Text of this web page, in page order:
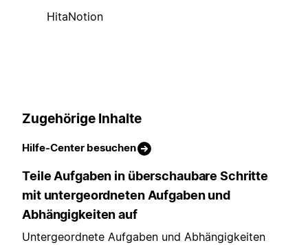
HitaNotion
Zugehörige Inhalte
Hilfe-Center besuchen
Teile Aufgaben in überschaubare Schritte
mit untergeordneten Aufgaben und
Abhängigkeiten auf
Untergeordnete Aufgaben und Abhängigkeiten